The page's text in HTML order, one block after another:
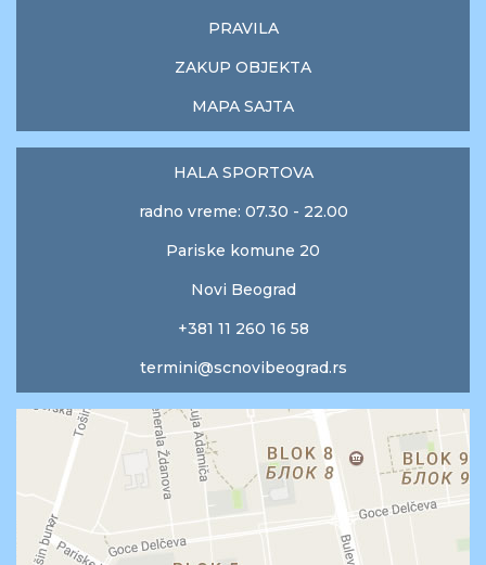
PRAVILA
ZAKUP OBJEKTA
MAPA SAJTA
HALA SPORTOVA
radno vreme: 07.30 - 22.00
Pariske komune 20
Novi Beograd
+381 11 260 16 58
termini@scnovibeograd.rs